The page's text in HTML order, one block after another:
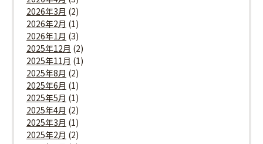
2026年3月 (2)
2026年2月 (1)
2026年1月 (3)
2025年12月 (2)
2025年11月 (1)
2025年8月 (2)
2025年6月 (1)
2025年5月 (1)
2025年4月 (2)
2025年3月 (1)
2025年2月 (2)